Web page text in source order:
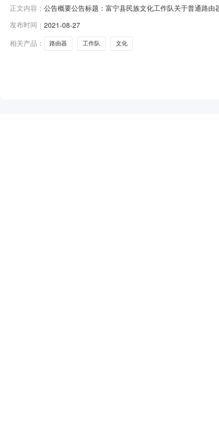
正文内容： 公告概要公告标题：富宁县民族文化工作队关于普通路
经结束，现将采购结果公示如下：一、项目信息项目名
计划文号:采购
发布时间： 2021-08-27
相关产品：
路由器 工作队 文化